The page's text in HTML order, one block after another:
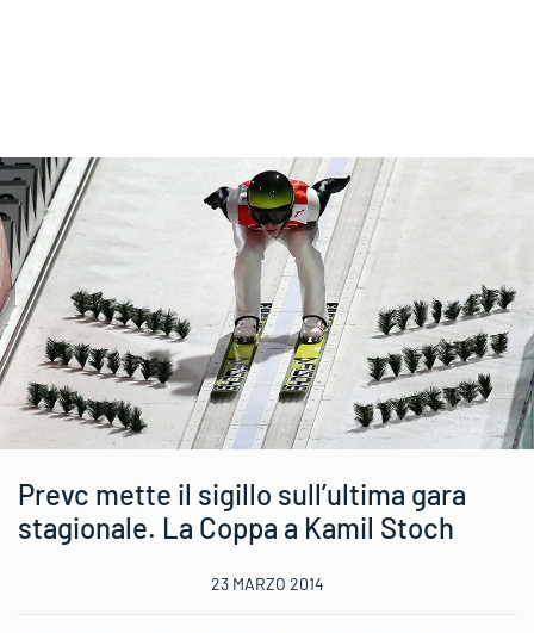
Prevc mette il sigillo sull’ultima gara
stagionale. La Coppa a Kamil Stoch
23 MARZO 2014